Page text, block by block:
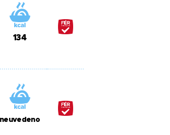
134
neuvedeno